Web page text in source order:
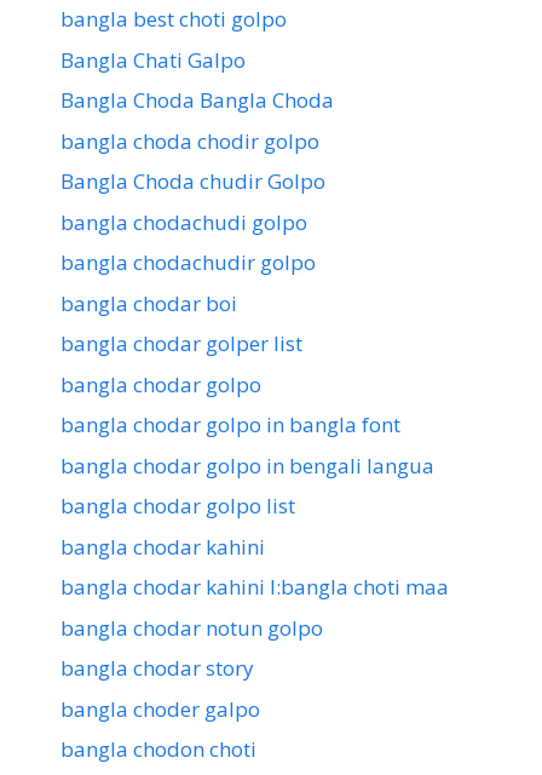
bangla best choti golpo
Bangla Chati Galpo
Bangla Choda Bangla Choda
bangla choda chodir golpo
Bangla Choda chudir Golpo
bangla chodachudi golpo
bangla chodachudir golpo
bangla chodar boi
bangla chodar golper list
bangla chodar golpo
bangla chodar golpo in bangla font
bangla chodar golpo in bengali langua
bangla chodar golpo list
bangla chodar kahini
bangla chodar kahini l:bangla choti maa
bangla chodar notun golpo
bangla chodar story
bangla choder galpo
bangla chodon choti